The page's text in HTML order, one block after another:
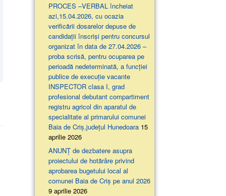
PROCES –VERBAL încheiat
azi,15.04.2026, cu ocazia
verificării dosarelor depuse de
candidații înscriși pentru concursul
organizat în data de 27.04.2026 –
proba scrisă, pentru ocuparea pe
perioadă nedeterminată, a funcției
publice de execuție vacante
INSPECTOR clasa I, grad
profesional debutant compartiment
registru agricol din aparatul de
specialitate al primarului comunei
Baia de Criș,județul Hunedoara 15
aprilie 2026
ANUNȚ de dezbatere asupra
proiectului de hotărâre privind
aprobarea bugetului local al
comunei Baia de Criș pe anul 2026
9 aprilie 2026